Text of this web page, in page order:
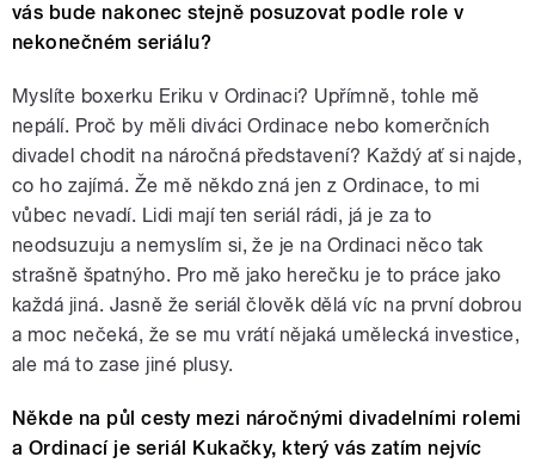
vás bude nakonec stejně posuzovat podle role v
nekonečném seriálu?
Myslíte boxerku Eriku v Ordinaci? Upřímně, tohle mě
nepálí. Proč by měli diváci Ordinace nebo komerčních
divadel chodit na náročná představení? Každý ať si najde,
co ho zajímá. Že mě někdo zná jen z Ordinace, to mi
vůbec nevadí. Lidi mají ten seriál rádi, já je za to
neodsuzuju a nemyslím si, že je na Ordinaci něco tak
strašně špatnýho. Pro mě jako herečku je to práce jako
každá jiná. Jasně že seriál člověk dělá víc na první dobrou
a moc nečeká, že se mu vrátí nějaká umělecká investice,
ale má to zase jiné plusy.
Někde na půl cesty mezi náročnými divadelními rolemi
a Ordinací je seriál Kukačky, který vás zatím nejvíc